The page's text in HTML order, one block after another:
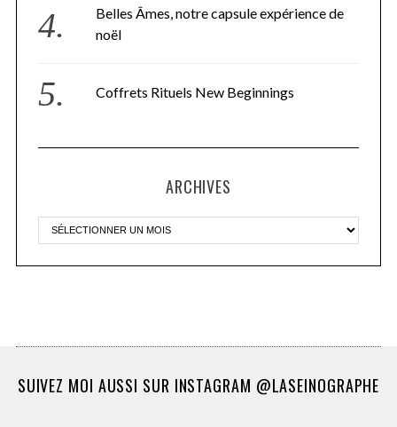
Belles Âmes, notre capsule expérience de
noël
Coffrets Rituels New Beginnings
ARCHIVES
SUIVEZ MOI AUSSI SUR INSTAGRAM @LASEINOGRAPHE